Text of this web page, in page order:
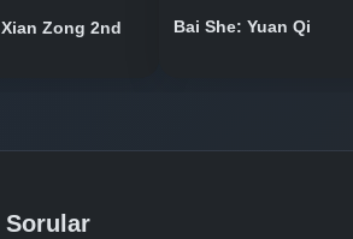
Zong 2nd
Bai She: Yuan Qi
Sorular